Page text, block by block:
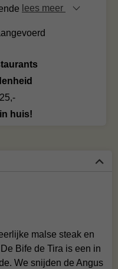
lees meer
huis!
malse steak en
Bife de Tira is een in
We snijden de Angus